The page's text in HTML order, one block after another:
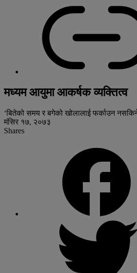
मध्यम आयुमा आकर्षक व्यक्तित्व
‘बितेको समय र बगेको खोलालाई फर्काउन
मंसिर १७, २०७३
Shares